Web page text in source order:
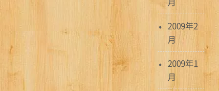
2009年2
月
2009年1
月